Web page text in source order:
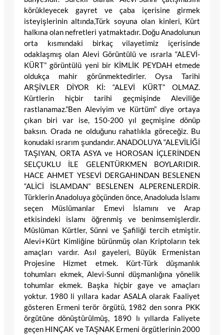
körükleyecek gayret ve çaba içerisine girmek
isteyişlerinin altında,Türk soyuna olan kinleri, Kürt
halkına olan nefretleri yatmaktadır. Doğu Anadolunun
orta kısmındaki birkaç vilayetimiz içerisinde
odaklaşmış olan Alevi Görüntülü ve ısrarla “ALEVİ-
KÜRT” görüntülü yeni bir KİMLİK PEYDAH etmede
oldukça mahir görünmektedirler. Oysa Tarihi
ARŞİVLER DİYOR Kİ: “ALEVİ KÜRT” OLMAZ.
Kürtlerin hiçbir tarihi geçmişinde Aleviliğe
rastlanamaz.”Ben Aleviyim ve Kürtüm” diye ortaya
çıkan biri var ise, 150-200 yıl geçmişine dönüp
baksın. Orada ne olduğunu rahatlıkla göreceğiz. Bu
konudaki ısrarım şundandır. ANADOLUYA “ALEVİLİĞİ
TAŞIYAN, ORTA ASYA ve HOROSAN İÇLERİNDEN
SELÇUKLU İLE GELENTÜRKMEN BOYLARIDIR.
HACE AHMET YESEVİ DERGAHINDAN BESLENEN
“ALİCİ İSLAMDAN” BESLENEN ALPERENLERDİR.
Türklerin Anadoluya göçünden önce, Anadoluda İslamı
seçen Müslümanlar Emevi İslamını ve Arap
etkisindeki islamı öğrenmiş ve benimsemişlerdir.
Müslüman Kürtler, Sünni ve Şafiliği tercih etmiştir.
Alevi+Kürt Kimliğine bürünmüş olan Kriptoların tek
amaçları vardır. Asıl gayeleri, Büyük Ermenistan
Projesine Hizmet etmek. Kürt-Türk düşmanlık
tohumları ekmek, Alevi-Sunni düşmanlığına yönelik
tohumlar ekmek. Başka hiçbir gaye ve amaçları
yoktur. 1980 li yıllara kadar ASALA olarak Faaliyet
gösteren Ermeni terör örgütü, 1982 den sonra PKK
örgütüne dönüştürülmüş, 1890 lı yıllarda Faliyete
geçen HINÇAK ve TAŞNAK Ermeni örgütlerinin 2000